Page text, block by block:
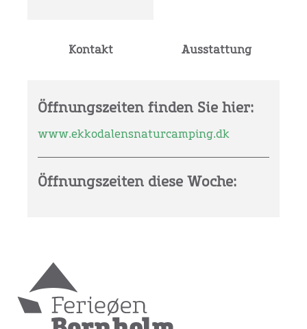
Kontakt Ausstattung
Öffnungszeiten finden Sie hier:
www.ekkodalensnaturcamping.dk
Öffnungszeiten diese Woche: